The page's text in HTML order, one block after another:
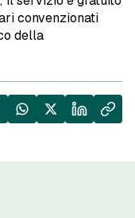
convenzionati
della